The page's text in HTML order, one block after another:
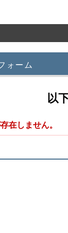
ォーム
以
在しません。